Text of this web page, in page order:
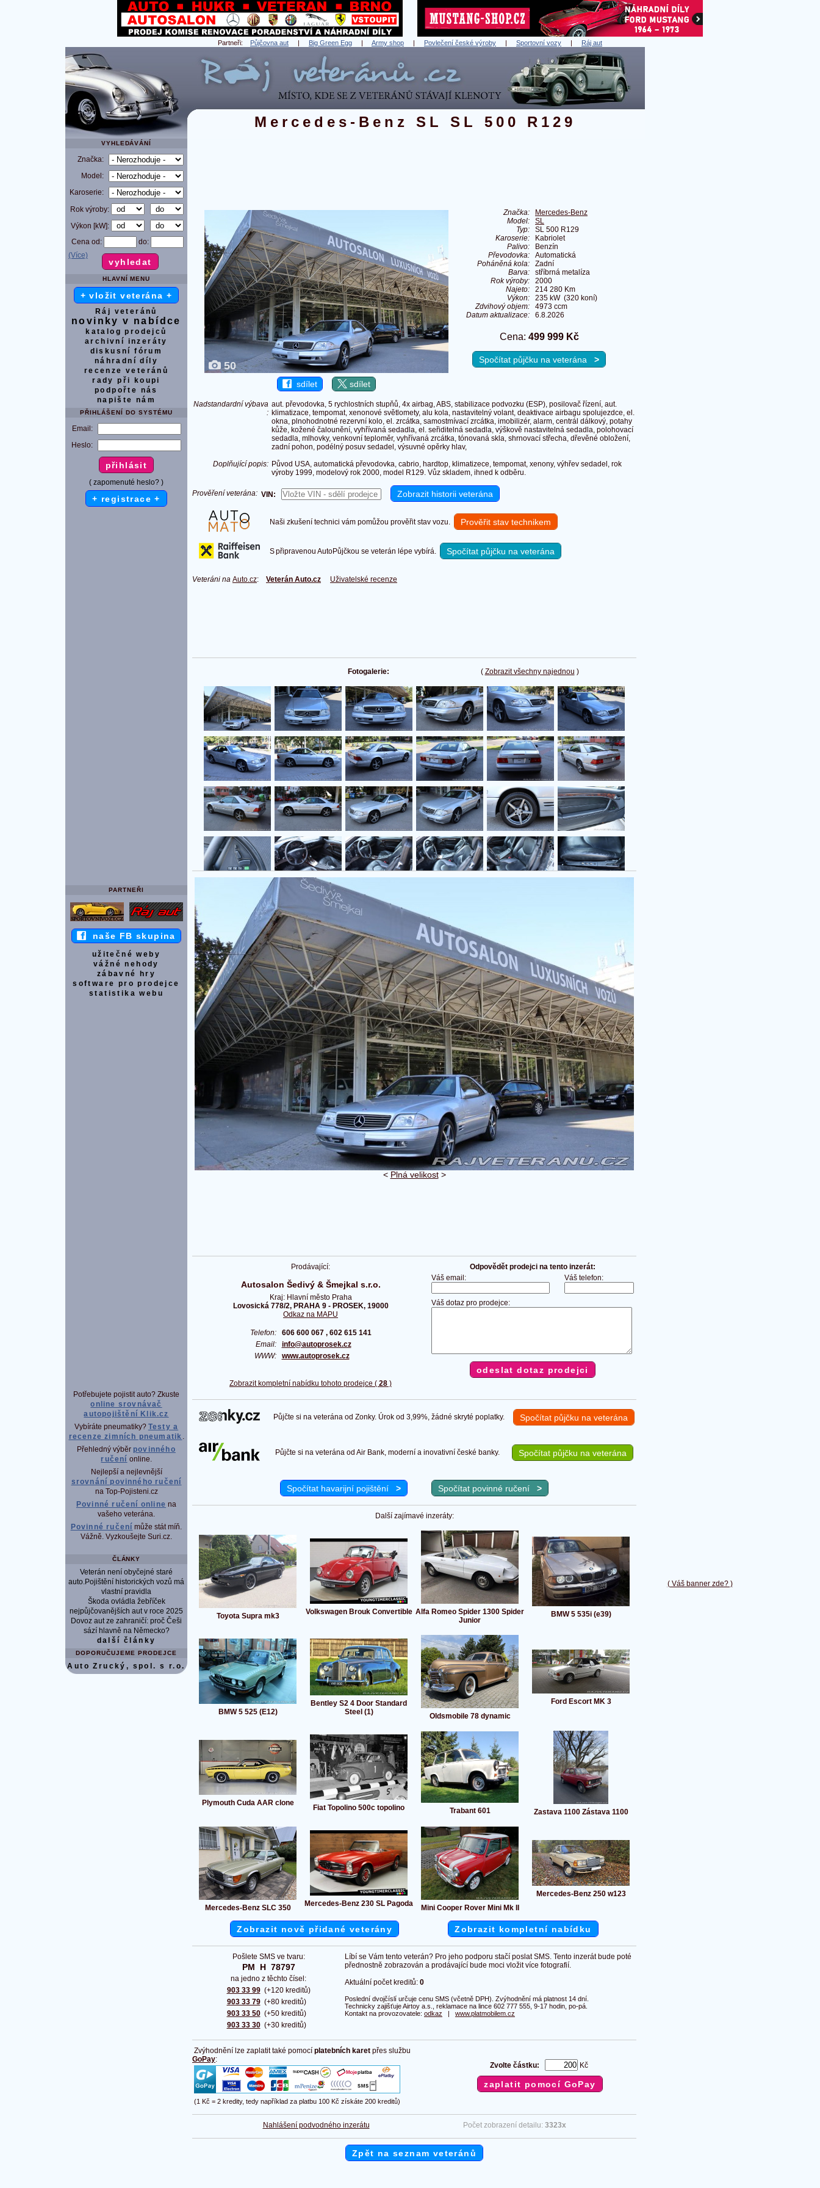
Partneři: Půjčovna aut | Big Green Egg | Army shop | Povlečení české výroby | Sportovní vozy | Ráj aut
( Váš banner zde? )
Mercedes-Benz SL SL 500 R129
VYHLEDÁVÁNÍ
Značka:
Model:
Karoserie:
Rok výroby:
Výkon [kW]:
Cena od:
do:
(Více)
HLAVNÍ MENU
+ vložit veterána +
Ráj veteránů
novinky v nabídce
katalog prodejců
archivní inzeráty
diskusní fórum
náhradní díly
recenze veteránů
rady při koupi
podpořte nás
napište nám
PŘIHLÁŠENÍ DO SYSTÉMU
Email:
Heslo:
( zapomenuté heslo? )
+ registrace +
PARTNEŘI
naše FB skupina
užitečné weby
vážné nehody
zábavné hry
software pro prodejce
statistika webu
Potřebujete pojistit auto? Zkuste
online srovnávač
autopojištění Klik.cz
Vybíráte pneumatiky? Testy a
recenze zimních pneumatik .
Přehledný výběr povinného
ručení online.
Nejlepší a nejlevnější
srovnání povinného ručení
na Top-Pojisteni.cz
Povinné ručení online na
vašeho veterána.
Povinné ručení může stát míň.
Vážně. Vyzkoušejte Suri.cz.
ČLÁNKY
Veterán není obyčejné staré
auto.Pojištění historických vozů má
vlastní pravidla
Škoda ovládla žebříček
nejpůjčovanějších aut v roce 2025
Dovoz aut ze zahraničí: proč Češi
sází hlavně na Německo?
další články
DOPORUČUJEME PRODEJCE
Auto Zrucký, spol. s r.o.
50
sdílet sdílet
Značka:
Mercedes-Benz
Model:
SL
Typ:
SL 500 R129
Karoserie:
Kabriolet
Palivo:
Benzín
Převodovka:
Automatická
Poháněná kola:
Zadní
Barva:
stříbrná metalíza
Rok výroby:
2000
Najeto:
214 280 Km
Výkon:
235 kW (320 koní)
Zdvihový objem:
4973 ccm
Datum aktualizace:
6.8.2026
Cena: 499 999 Kč
Spočítat půjčku na veterána >
Nadstandardní výbava
:
aut. převodovka, 5 rychlostních stupňů, 4x airbag, ABS, stabilizace podvozku (ESP), posilovač řízení, aut.
klimatizace, tempomat, xenonové světlomety, alu kola, nastavitelný volant, deaktivace airbagu spolujezdce, el.
okna, plnohodnotné rezervní kolo, el. zrcátka, samostmívací zrcátka, imobilizér, alarm, centrál dálkový, potahy
kůže, kožené čalounění, vyhřívaná sedadla, el. seřiditelná sedadla, výškově nastavitelná sedadla, polohovací
sedadla, mlhovky, venkovní teploměr, vyhřívaná zrcátka, tónovaná skla, shrnovací střecha, dřevěné obložení,
zadní pohon, podélný posuv sedadel, výsuvné opěrky hlav,
Doplňující popis: Původ USA, automatická převodovka, cabrio, hardtop, klimatizece, tempomat, xenony, výhřev sedadel, rok
výroby 1999, modelový rok 2000, model R129. Vůz skladem, ihned k odběru.
Prověření veterána: VIN:
Naši zkušení technici vám pomůžou prověřit stav vozu. Prověřit stav technikem
S připravenou AutoPůjčkou se veterán lépe vybírá. Spočítat půjčku na veterána
Veteráni na Auto.cz: Veterán Auto.cz Uživatelské recenze
( Zobrazit všechny najednou )
Fotogalerie:
< Plná velikost>
Prodávající:
Autosalon Šedivý & Šmejkal s.r.o.
Kraj: Hlavní město Praha
Lovosická 778/2, PRAHA 9 - PROSEK, 19000
Odkaz na MAPU
Telefon: 606 600 067 , 602 615 141
Email: info@autoprosek.cz
WWW: www.autoprosek.cz
Zobrazit kompletní nabídku tohoto prodejce ( 28 )
Odpovědět prodejci na tento inzerát:
Váš email:
Váš telefon:
Váš dotaz pro prodejce:
Půjčte si na veterána od Zonky. Úrok od 3,99%, žádné skryté poplatky. Spočítat půjčku na veterána
Půjčte si na veterána od Air Bank, moderní a inovativní české banky. Spočítat půjčku na veterána
Spočítat havarijní pojištění > Spočítat povinné ručení >
Další zajímavé inzeráty:
Toyota Supra mk3 Volkswagen Brouk Convertible Alfa Romeo Spider 1300 Spider
Junior
BMW 5 535i (e39)
BMW 5 525 (E12)
Bentley S2 4 Door Standard
Steel (1)
Oldsmobile 78 dynamic
Ford Escort MK 3
Plymouth Cuda AAR clone
Fiat Topolino 500c topolino Trabant 601 Zastava 1100 Zástava 1100
Mercedes-Benz SLC 350 Mercedes-Benz 230 SL Pagoda Mini Cooper Rover Mini Mk II
Mercedes-Benz 250 w123
Zobrazit nově přidané veterány Zobrazit kompletní nabídku
Pošlete SMS ve tvaru:
PM  H  78797
na jedno z těchto čísel:
903 33 99
903 33 79
903 33 50
903 33 30
(+120 kreditů)
(+80 kreditů)
(+50 kreditů)
(+30 kreditů)
Líbí se Vám tento veterán? Pro jeho podporu stačí poslat SMS. Tento inzerát bude poté
přednostně zobrazován a prodávající bude moci vložit více fotografií.
Aktuální počet kreditů: 0
Poslední dvojčíslí určuje cenu SMS (včetně DPH). Zvýhodnění má platnost 14 dní.
Technicky zajišťuje Airtoy a.s., reklamace na lince 602 777 555, 9-17 hodin, po-pá.
Kontakt na provozovatele: odkaz | www.platmobilem.cz
Zvýhodnění lze zaplatit také pomocí platebních karet přes službu
GoPay:
(1 Kč = 2 kredity, tedy například za platbu 100 Kč získáte 200 kreditů)
Zvolte částku: Kč
Nahlášení podvodného inzerátu Počet zobrazení detailu: 3323x
Zpět na seznam veteránů